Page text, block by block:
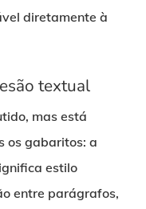
diretamente à
textual
mas está
os gabaritos: a
estilo
entre parágrafos,